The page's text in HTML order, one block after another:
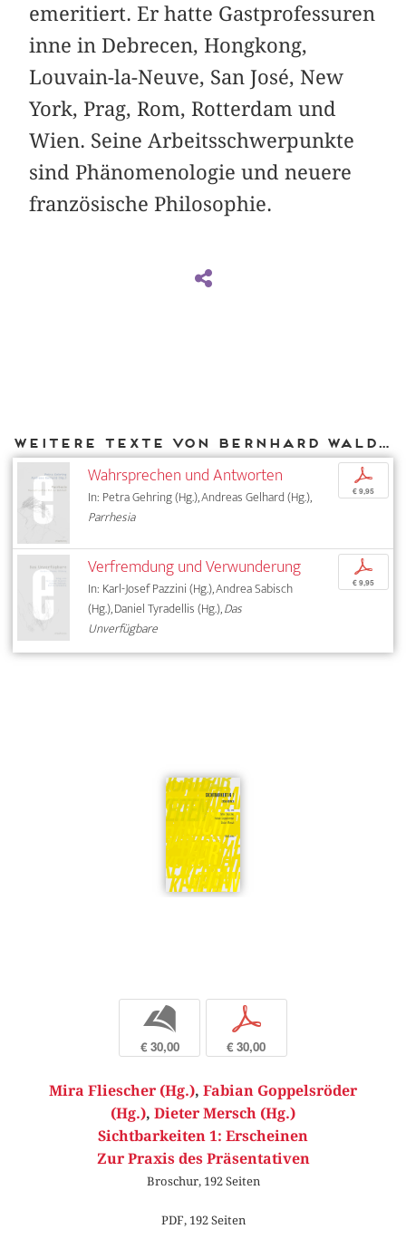
emeritiert. Er hatte Gastprofessuren
inne in Debrecen, Hongkong,
Louvain-la-Neuve, San José, New
York, Prag, Rom, Rotterdam und
Wien. Seine Arbeitsschwerpunkte
sind Phänomenologie und neuere
französische Philosophie.
Weitere Texte von Bernhard Waldenfels bei DIAPHANES
Wahrsprechen und Antworten
In: Petra Gehring (Hg.), Andreas Gelhard (Hg.),
Parrhesia
p
€ 9,95
Verfremdung und Verwunderung
In: Karl-Josef Pazzini (Hg.), Andrea Sabisch
(Hg.), Daniel Tyradellis (Hg.),Das
Unverfügbare
p
€ 9,95
b
€ 30,00
p
€ 30,00
Mira Fliescher (Hg.), Fabian Goppelsröder
(Hg.), Dieter Mersch (Hg.)
Sichtbarkeiten 1: Erscheinen
Zur Praxis des Präsentativen
Broschur, 192 Seiten
PDF, 192 Seiten